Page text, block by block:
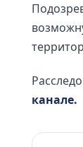
канале.